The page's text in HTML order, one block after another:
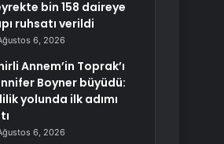
bin 158 daireye
ruhsatı verildi
6, 2026
Annem’in Toprak’ı
Boyner büyüdü:
yolunda ilk adımı
6, 2026